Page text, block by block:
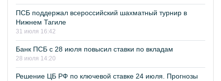
ПСБ поддержал всероссийский шахматный турнир в
Нижнем Тагиле
31 июля 16:42
Банк ПСБ с 28 июля повысил ставки по вкладам
28 июля 14:20
Решение ЦБ РФ по ключевой ставке 24 июля. Прогнозы